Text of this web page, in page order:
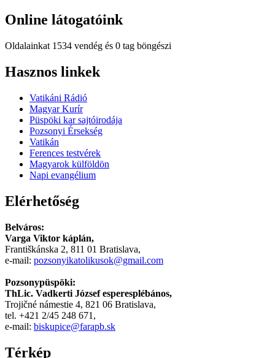
Online látogatóink
Oldalainkat 1534 vendég és 0 tag böngészi
Hindi
Blue
سكس
سكس
مترجم
سكس
مصري
Arab
Hasznos linkek
Vatikáni Rádió
Magyar Kurír
Püspöki kar sajtóirodája
Pozsonyi Érsekség
Vatikán
Ferences testvérek
Magyarok külföldön
Napi evangélium
Elérhetőség
Belváros:
Varga Viktor káplán,
Františkánska 2, 811 01 Bratislava,
e-mail: pozsonyikatolikusok@gmail.com
Pozsonypüspöki:
ThLic. Vadkerti József esperesplébános,
Trojičné námestie 4, 821 06 Bratislava,
tel. +421 2/45 248 671,
e-mail: biskupice@farapb.sk
Térkép